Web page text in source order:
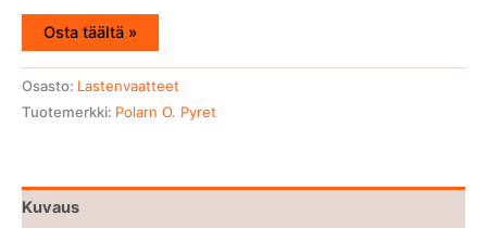
Osta täältä »
Osasto: Lastenvaatteet
Tuotemerkki: Polarn O. Pyret
Kuvaus